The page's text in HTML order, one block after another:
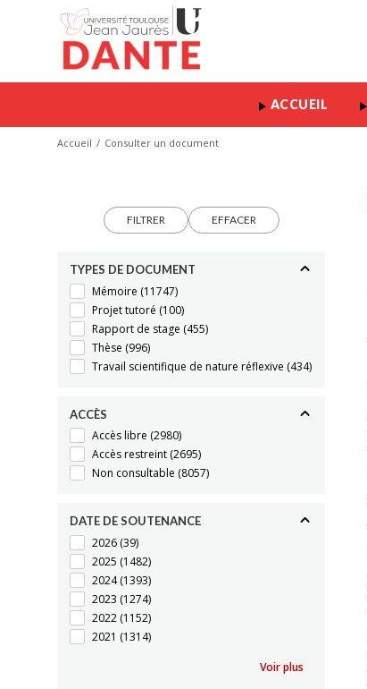
ACCUEIL
Accueil Consulter un document
FILTRER EFFACER
TYPES DE DOCUMENT
Mémoire (11747)
Projet tutoré (100)
Rapport de stage (455)
Thèse (996)
Travail scientifique de nature réflexive (434)
ACCÈS
Accès libre (2980)
Accès restreint (2695)
Non consultable (8057)
DATE DE SOUTENANCE
2026 (39)
2025 (1482)
2024(1393)
2023 (1274)
2022 (1152)
2021 (1314)
Voir plus